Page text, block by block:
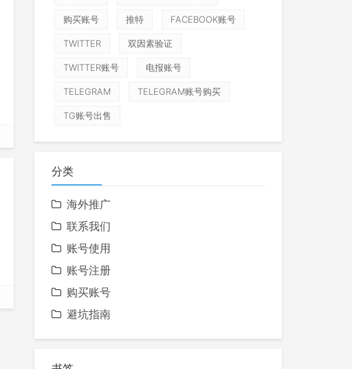
购买账号 推特 FACEBOOK账号
TWITTER 双因素验证
TWITTER账号 电报账号
TELEGRAM TELEGRAM账号购买
TG账号出售
分类
海外推广
联系我们
账号使用
账号注册
购买账号
避坑指南